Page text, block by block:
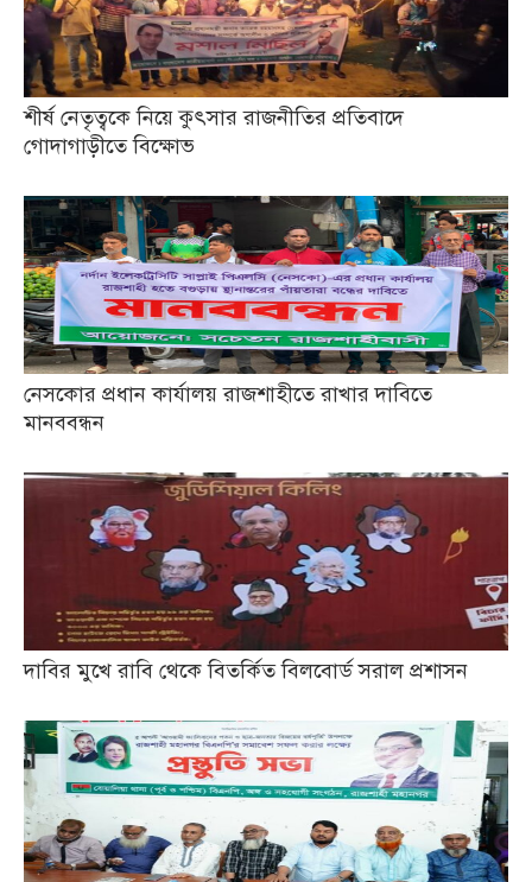
শীর্ষ নেতৃত্বকে নিয়ে কুৎসার রাজনীতির প্রতিবাদে
গোদাগাড়ীতে বিক্ষোভ
নেসকোর প্রধান কার্যালয় রাজশাহীতে রাখার দাবিতে
মানববন্ধন
দাবির মুখে রাবি থেকে বিতর্কিত বিলবোর্ড সরাল প্রশাসন